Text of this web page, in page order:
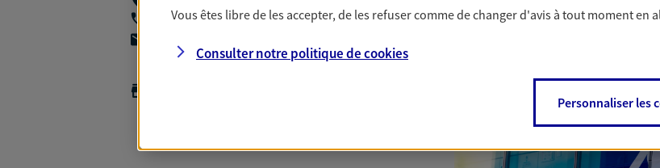
06 69 72 57 28
Vous êtes libre de les accepter, de les refuser comme de changer d'avis à tout moment en
Consulter notre politique decookies
Personnaliser les